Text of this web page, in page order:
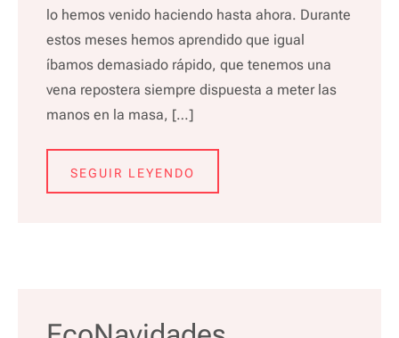
lo hemos venido haciendo hasta ahora. Durante
estos meses hemos aprendido que igual
íbamos demasiado rápido, que tenemos una
vena repostera siempre dispuesta a meter las
manos en la masa, […]
SEGUIR LEYENDO